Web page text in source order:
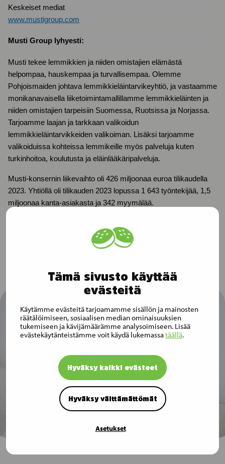
Tämä sivusto käyttää
evästeitä
Käytämme evästeitä tarjoamamme sisällön ja mainosten
räätälöimiseen, sosiaalisen median ominaisuuksien
tukemiseen ja kävijämäärämme analysoimiseen. Lisää
evästekäytänteistämme voit käydä lukemassatäällä.
Hyväksy kaikki evästeet
Hyväksy välttämättömät
Asetukset
Keskeiset mediat
www.mustigroup.com
Musti Group lyhyesti:
Musti tekee lemmikkien ja niiden omistajien elämästä
helpompaa, hauskempaa ja turvallisempaa. Olemme
Pohjoismaiden johtava lemmikkieläintarvikeyhtiö, ja vastaamme
monikanavaisella liiketoimintamallillamme lemmikkieläinten ja
niiden omistajien tarpeisiin Suomessa, Ruotsissa ja Norjassa.
Tarjoamme laajan ja tarkkaan valikoidun
lemmikkieläintarvikkeiden valikoiman. Lisäksi tarjoamme
valikoiduissa kohteissa lemmikeille myös palveluja kuten
turkinhoitoa, koulutusta ja eläinlääkäripalveluja.
Musti-konsernin liikevaihto oli 426 miljoonaa euroa tilikaudella
2023. Yhtiöllä oli tilikauden 2023 lopussa 1 643 työntekijää, 1,5
miljoonaa kanta-asiakasta ja 342 myymälää.